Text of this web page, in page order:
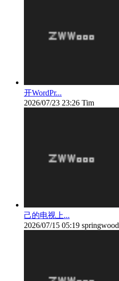
开WordPr...
2026/07/23 23:26 Tim
己的电视上...
2026/07/15 05:19 springwood